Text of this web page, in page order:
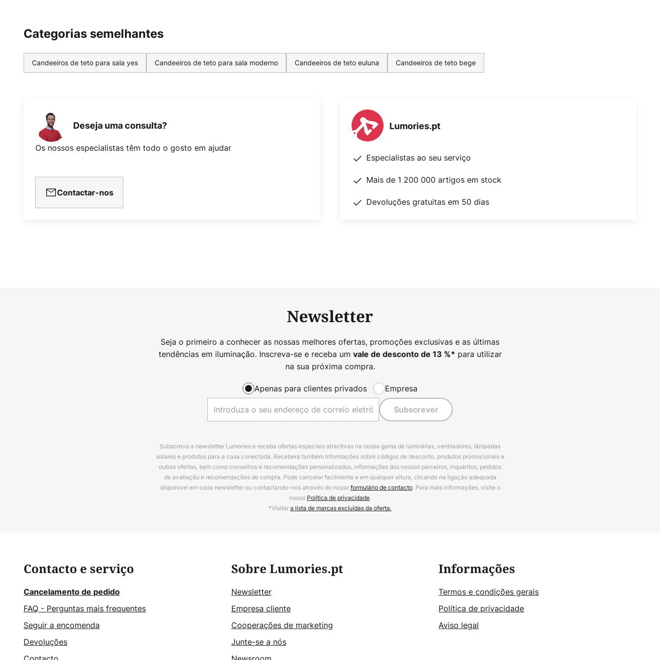
Categorias semelhantes
Candeeiros de teto para sala yes Candeeiros de teto para sala moderno Candeeiros de teto euluna Candeeiros de teto bege
Deseja uma consulta?
Os nossos especialistas têm todo o gosto em ajudar
Contactar-nos
Lumories.pt
Especialistas ao seu serviço
Mais de 1 200 000 artigos em stock
Devoluções gratuitas em 50 dias
Newsletter
Seja o primeiro a conhecer as nossas melhores ofertas, promoções exclusivas e as últimas
tendências em iluminação. Inscreva-se e receba um vale de desconto de 13 %* para utilizar
na sua próxima compra.
Apenas para clientes privados Empresa
Subscrever
Subscreva a newsletter Lumories e receba ofertas especiais atractivas na nossa gama de luminárias, ventiladores, lâmpadas
solares e produtos para a casa conectada. Receberá também informações sobre códigos de desconto, produtos promocionais e
outras ofertas, bem como conselhos e recomendações personalizados, informações dos nossos parceiros, inquéritos, pedidos
de avaliação e recomendações de compra. Pode cancelar facilmente e em qualquer altura, clicando na ligação adequada
disponível em cada newsletter ou contactando-nos através do nossoformulário de contacto. Para mais informações, visite o
nosso Política de privacidade.
*Visitara lista de marcas excluídas da oferta.
Contacto e serviço
Cancelamento de pedido
FAQ - Perguntas mais frequentes
Seguir a encomenda
Devoluções
Sobre Lumories.pt
Newsletter
Empresa cliente
Cooperações de marketing
Junte-se a nós
Informações
Termos e condições gerais
Política de privacidade
Aviso legal